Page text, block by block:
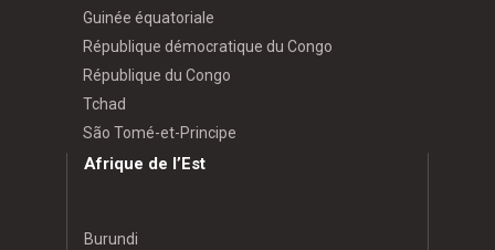
Guinée équatoriale
République démocratique du Congo
République du Congo
Tchad
São Tomé-et-Principe
Afrique de l’Est
Burundi